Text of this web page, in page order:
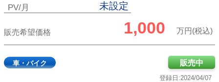
PV/月 未設定
販売希望価格 1,000 万円(税込)
車・バイク
登録日:2024/04/07
販売中